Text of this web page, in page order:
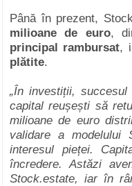
Până în prezent,
milioane de euro,
principal rambursat,
plătite.
„În investiții,
capital reușești să
milioane de euro
validare a modelului
interesul pieței.
încredere. Astăzi
Stock.estate, iar în